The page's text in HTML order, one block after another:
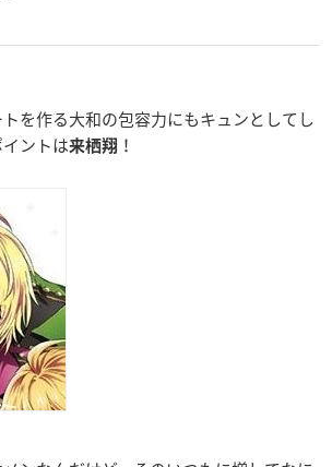
を作る大和の包容力にもキュンとしてし
ントは来栖翔 ！